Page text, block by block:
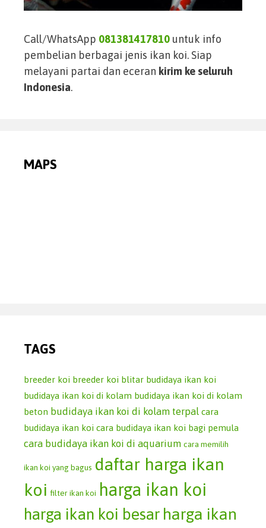
Call/WhatsApp 081381417810 untuk info
pembelian berbagai jenis ikan koi. Siap
melayani partai dan eceran kirim ke seluruh
Indonesia.
MAPS
TAGS
breeder koi breeder koi blitar budidaya ikan koi
budidaya ikan koi di kolam budidaya ikan koi di kolam
beton budidaya ikan koi di kolam terpal cara
budidaya ikan koi cara budidaya ikan koi bagi pemula
cara budidaya ikan koi di aquarium cara memilih
ikan koi yang bagus daftar harga ikan
koi filter ikan koi harga ikan koi
harga ikan koi besar harga ikan